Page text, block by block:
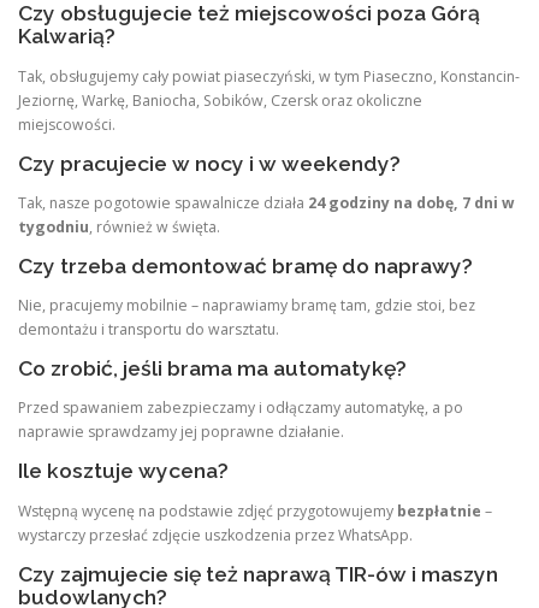
Czy obsługujecie też miejscowości poza Górą
Kalwarią?
Tak, obsługujemy cały powiat piaseczyński, w tym Piaseczno, Konstancin-
Jeziornę, Warkę, Baniocha, Sobików, Czersk oraz okoliczne
miejscowości.
Czy pracujecie w nocy i w weekendy?
Tak, nasze pogotowie spawalnicze działa 24 godziny na dobę, 7 dni w
tygodniu, również w święta.
Czy trzeba demontować bramę do naprawy?
Nie, pracujemy mobilnie – naprawiamy bramę tam, gdzie stoi, bez
demontażu i transportu do warsztatu.
Co zrobić, jeśli brama ma automatykę?
Przed spawaniem zabezpieczamy i odłączamy automatykę, a po
naprawie sprawdzamy jej poprawne działanie.
Ile kosztuje wycena?
Wstępną wycenę na podstawie zdjęć przygotowujemy bezpłatnie –
wystarczy przesłać zdjęcie uszkodzenia przez WhatsApp.
Czy zajmujecie się też naprawą TIR-ów i maszyn
budowlanych?